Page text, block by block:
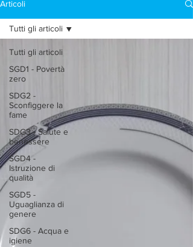
Articoli
Tutti gli articoli
SGD1 - Povertà
zero
SDG2 -
Sconfiggere la
fame
SDG3 - Salute e
benessere
SGD4 -
Istruzione di
qualità
SGD5 -
Uguaglianza di
genere
SDG6 - Acqua e
igiene
Tutti gli articoli